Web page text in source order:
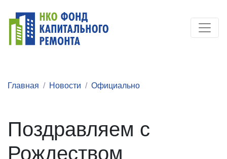
Главная Новости Официально
Поздравляем с
Рождеством